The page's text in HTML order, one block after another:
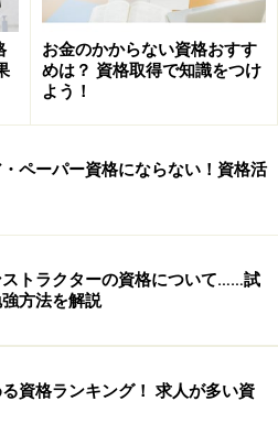
お金のかからない資格おすす
めは？ 資格取得で知識をつけ
よう！
ペーパー資格にならない！資格活
ストラクターの資格について……試
方法を解説
資格ランキング！ 求人が多い資